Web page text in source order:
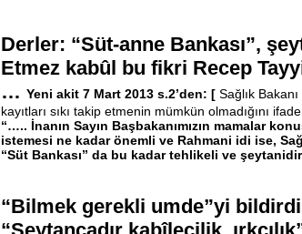
Derler: “Süt-anne
Etmez kabûl bu fikri Recep
…Yeni akit 7 Mart 2013 s.2’den: [Sağlık
kayıtları sıkı takip etmenin mümkün olmadığını
“….. İnanın Sayın Başbakanımızın mamalar
istemesi ne kadar önemli ve Rahmani idi ise,
“Süt Bankası” da bu kadar tehlikeli ve
“Bilmek gerekli umde”yi